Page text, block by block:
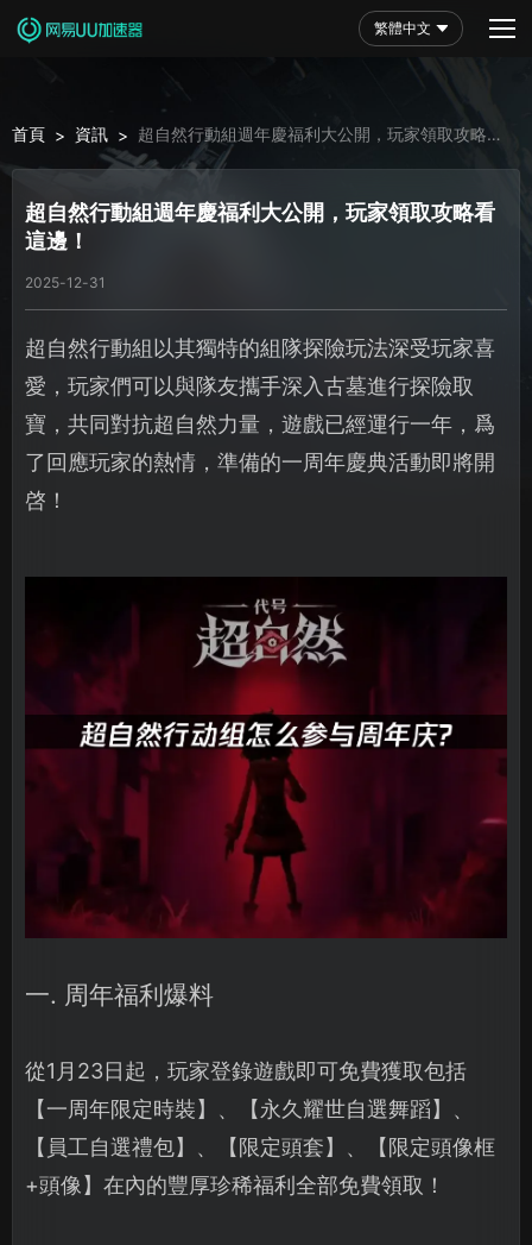
繁體中文
首頁 > 資訊 > 超自然行動組週年慶福利大公開，玩家領取攻略看
這邊！
超自然行動組週年慶福利大公開，玩家領取攻略看
這邊！
2025-12-31
超自然行動組以其獨特的組隊探險玩法深受玩家喜
愛，玩家們可以與隊友攜手深入古墓進行探險取
寶，共同對抗超自然力量，遊戲已經運行一年，爲
了回應玩家的熱情，準備的一周年慶典活動即將開
啓！
一. 周年福利爆料
從1月23日起，玩家登錄遊戲即可免費獲取包括
【一周年限定時裝】、【永久耀世自選舞蹈】、
【員工自選禮包】、【限定頭套】、【限定頭像框
+頭像】在內的豐厚珍稀福利全部免費領取！